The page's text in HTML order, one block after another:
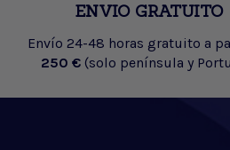
ENVIO GRATUITO
Envío 24-48 horas gratuito a
250 € (solo península y